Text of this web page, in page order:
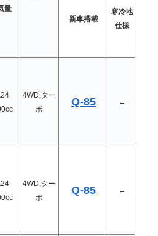
量
新車搭載
寒冷地
仕様
4WD,ター
ボ
Q-85 ←
4WD,ター
ボ
Q-85 ←